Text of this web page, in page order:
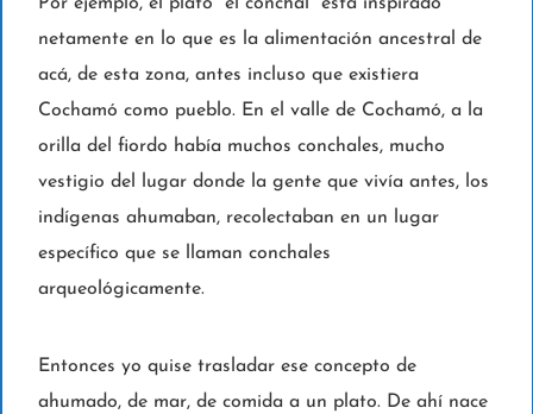
Por ejemplo, el plato “el conchal” está inspirado
netamente en lo que es la alimentación ancestral de
acá, de esta zona, antes incluso que existiera
Cochamó como pueblo. En el valle de Cochamó, a la
orilla del fiordo había muchos conchales, mucho
vestigio del lugar donde la gente que vivía antes, los
indígenas ahumaban, recolectaban en un lugar
específico que se llaman conchales
arqueológicamente.
Entonces yo quise trasladar ese concepto de
ahumado, de mar, de comida a un plato. De ahí nace